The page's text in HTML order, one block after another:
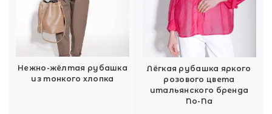
Нежно-жёлтая рубашка
из тонкого хлопка
Лёгкая рубашка яркого
розового цвета
итальянского бренда
No-Na